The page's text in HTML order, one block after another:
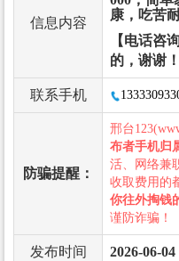
信息内容
康，吃苦
【电话咨
的，谢谢！
联系手机
防骗提醒：
邢台
布者手机归
活、网络兼
收取费用的
你往外掏钱
谨防诈骗！
发布时间 2026-06-